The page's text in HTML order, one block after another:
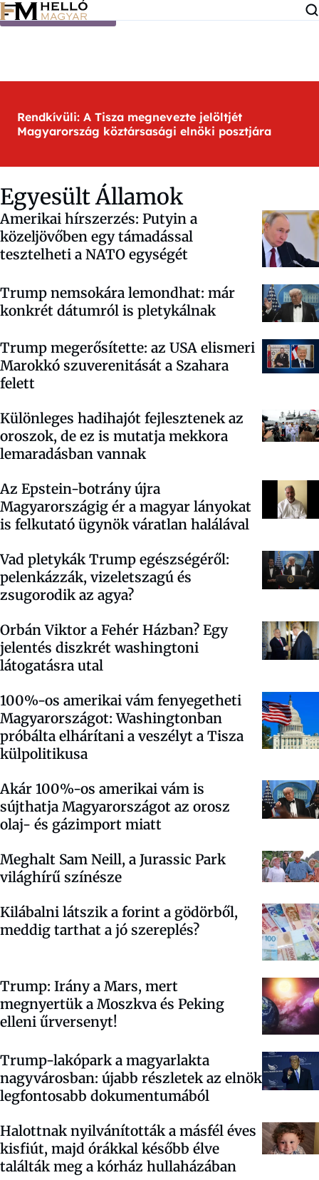
Ugrás a tartalomra
Rendkívüli: A Tisza megnevezte jelöltjét
Magyarország köztársasági elnöki posztjára
Egyesült Államok
Amerikai hírszerzés: Putyin a
közeljövőben egy támadással
tesztelheti a NATO egységét
Trump nemsokára lemondhat: már
konkrét dátumról is pletykálnak
Trump megerősítette: az USA elismeri
Marokkó szuverenitását a Szahara
felett
Különleges hadihajót fejlesztenek az
oroszok, de ez is mutatja mekkora
lemaradásban vannak
Az Epstein-botrány újra
Magyarországig ér a magyar lányokat
is felkutató ügynök váratlan halálával
Vad pletykák Trump egészségéről:
pelenkázzák, vizeletszagú és
zsugorodik az agya?
Orbán Viktor a Fehér Házban? Egy
jelentés diszkrét washingtoni
látogatásra utal
100%-os amerikai vám fenyegetheti
Magyarországot: Washingtonban
próbálta elhárítani a veszélyt a Tisza
külpolitikusa
Akár 100%-os amerikai vám is
sújthatja Magyarországot az orosz
olaj- és gázimport miatt
Meghalt Sam Neill, a Jurassic Park
világhírű színésze
Kilábalni látszik a forint a gödörből,
meddig tarthat a jó szereplés?
Trump: Irány a Mars, mert
megnyertük a Moszkva és Peking
elleni űrversenyt!
Trump-lakópark a magyarlakta
nagyvárosban: újabb részletek az elnök
legfontosabb dokumentumából
Halottnak nyilvánították a másfél éves
kisfiút, majd órákkal később élve
találták meg a kórház hullaházában